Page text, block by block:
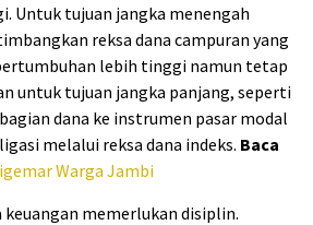
Untuk tujuan jangka menengah
reksa dana campuran yang
lebih tinggi namun tetap
untuk tujuan jangka panjang, seperti
dana ke instrumen pasar modal
melalui reksa dana indeks. Baca
Warga Jambi
memerlukan disiplin.